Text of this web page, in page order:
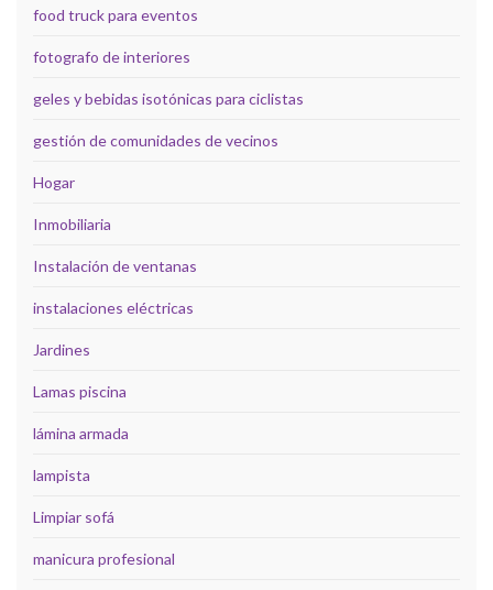
food truck para eventos
fotografo de interiores
geles y bebidas isotónicas para ciclistas
gestión de comunidades de vecinos
Hogar
Inmobiliaria
Instalación de ventanas
instalaciones eléctricas
Jardines
Lamas piscina
lámina armada
lampista
Limpiar sofá
manicura profesional